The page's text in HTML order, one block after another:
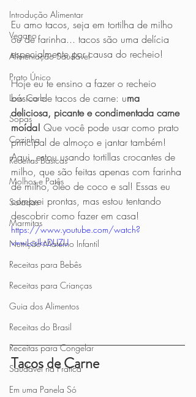
Introdução Alimentar
Vegano
Alimentação Saudável
Prato Único
Low Carb
Sopas
Cozinha
Receitas Básicas
Molhos e Patês
Saladas
Marmitas
Nutrição Materno Infantil
Receitas para Bebês
Receitas para Crianças
Guia dos Alimentos
Receitas do Brasil
Receitas para Congelar
Saudável na Prática
Em uma Panela Só
Eu amo tacos, seja em tortilha de milho
ou de farinha... tacos são uma delícia
especialmente por causa do recheio!
Hoje eu te ensino a fazer o recheio
básico de tacos de carne: uma
deliciosa, picante e condimentada carne
moída! Que você pode usar como prato
principal de almoço e jantar também!
Aqui, estou usando tortillas crocantes de
milho, que são feitas apenas com farinha
de milho, óleo de coco e sal! Essas eu
comprei prontas, mas estou tentando
descobrir como fazer em casa!
https://www.youtube.com/watch?
v=wLcsIkcDUZU
Tacos de Carne